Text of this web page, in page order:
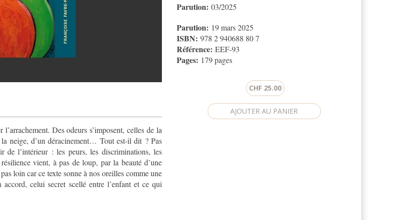
Parution: 03/2025
Parution: 19 mars 2025
ISBN: 978 2 940688 80 7
Référence: EEF-93
Pages: 179 pages
CHF 25.00
Des odeurs s’imposent, celles de la
neige, d’un déracinement… Tout est-il dit ? Pas
de l’intérieur : les peurs, les discriminations, les
vient, à pas de loup, par la beauté d’une
loin car ce texte sonne à nos oreilles comme une
celui secret scellé entre l’enfant et ce qui